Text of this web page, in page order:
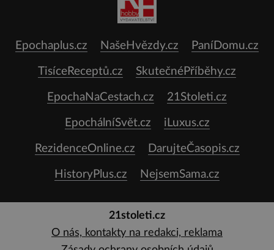
Epochaplus.cz NašeHvězdy.cz PaníDomu.cz
TisíceReceptů.cz SkutečnéPříběhy.cz
EpochaNaCestach.cz 21Stoleti.cz
EpochálníSvět.cz iLuxus.cz
RezidenceOnline.cz DarujteČasopis.cz
HistoryPlus.cz NejsemSama.cz
21stoleti.cz
O nás, kontakty na redakci, reklama